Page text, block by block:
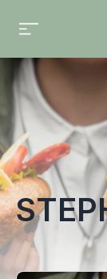
Toute l'actualité